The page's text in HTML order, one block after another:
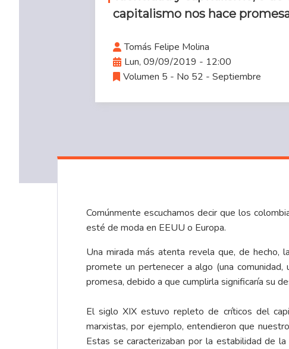
capitalismo nos hace
Tomás Felipe Molina
Lun, 09/09/2019 - 12:00
Volumen 5 - No 52 - Septiembre
Comúnmente escuchamos decir que los
esté de moda en EEUU o Europa.
Una mirada más atenta revela que, de hecho,
promete un pertenecer a algo (una
promesa, debido a que cumplirla significaría su
El siglo XIX estuvo repleto de críticos del
marxistas, por ejemplo, entendieron que
Estas se caracterizaban por la estabilidad de